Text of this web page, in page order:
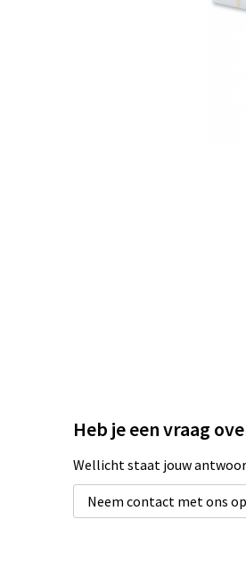
Heb je een vraag
Wellicht staat jouw
Neem contact met ons op